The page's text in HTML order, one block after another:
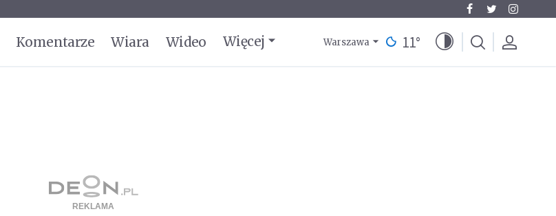
Komentarze Wiara Wideo Więcej Warszawa 11°